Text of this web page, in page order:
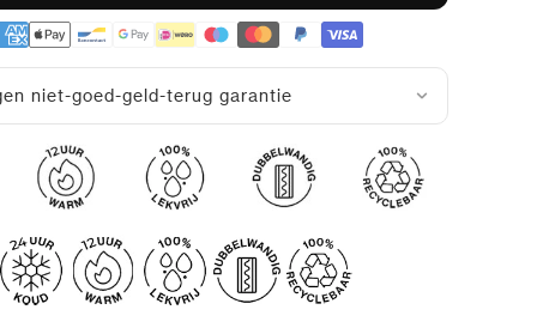
niet-goed-geld-terug garantie